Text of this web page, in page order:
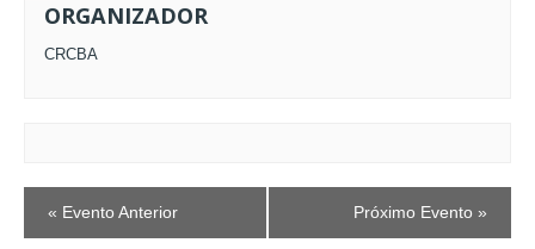
ORGANIZADOR
CRCBA
EVENTO
NAVEGAÇÃO
« Evento Anterior Próximo Evento »